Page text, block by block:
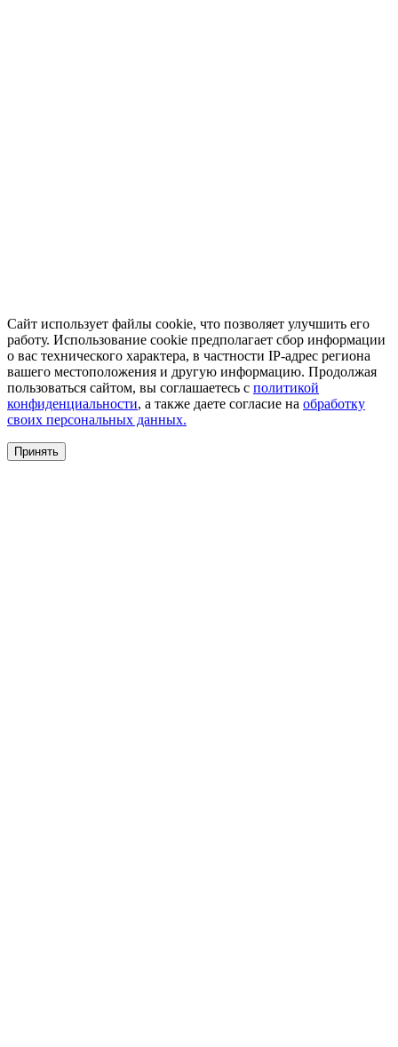
Сайт использует файлы cookie, что позволяет улучшить его
работу. Использование cookie предполагает сбор информации
о вас технического характера, в частности IP-адрес региона
вашего местоположения и другую информацию. Продолжая
пользоваться сайтом, вы соглашаетесь с политикой
конфиденциальности, а также даете согласие на обработку
своих персональных данных.
Принять